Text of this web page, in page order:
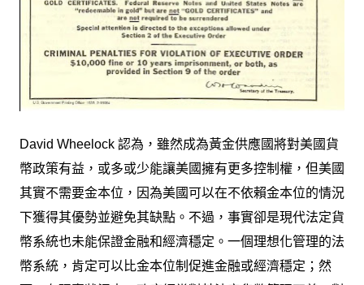
David Wheelock 認為，雖然成為黃金供應國將對美國貨
幣政策有益，或多或少能讓美國擁有更多控制權，但美國
其實不需要金本位，因為美國可以在不依賴金本位的情況
下獲得其優勢並避免其缺點。不過，事實卻是現代法定貨
幣系統也未能保證金融和經濟穩定。一個理想化管理的法
幣系統，肯定可以比金本位制促進金融或經濟穩定；然